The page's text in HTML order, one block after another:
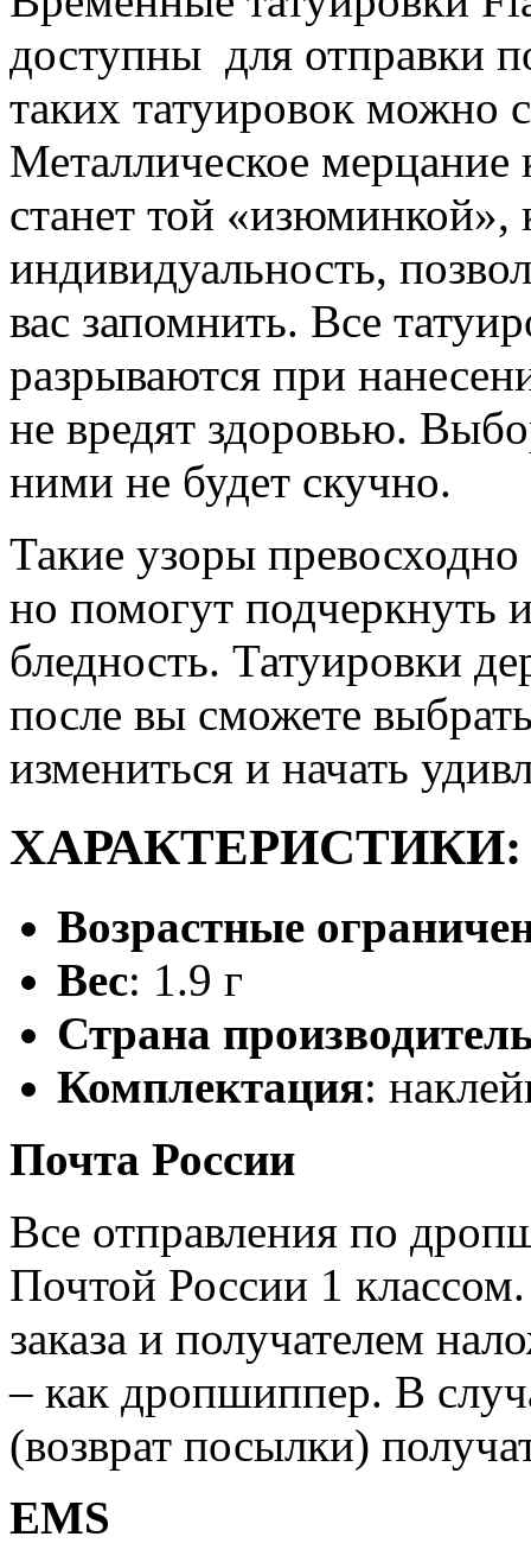
доступны для
таких татуировок можно
Металлическое
станет той «изюминкой»,
индивидуальность,
вас запомнить. Все
разрываются при
не вредят здоровью.
ними не будет скучно.
Такие узоры превосходно
но помогут подчеркнуть
бледность. Татуировки
после вы сможете
измениться и начать
ХАРАКТЕРИСТИКИ:
Возрастные
Вес: 1.9 г
Страна
Комплектация:
Почта России
Все отправления по
Почтой России 1
заказа и получателем
– как дропшиппер. В
(возврат посылки)
EMS